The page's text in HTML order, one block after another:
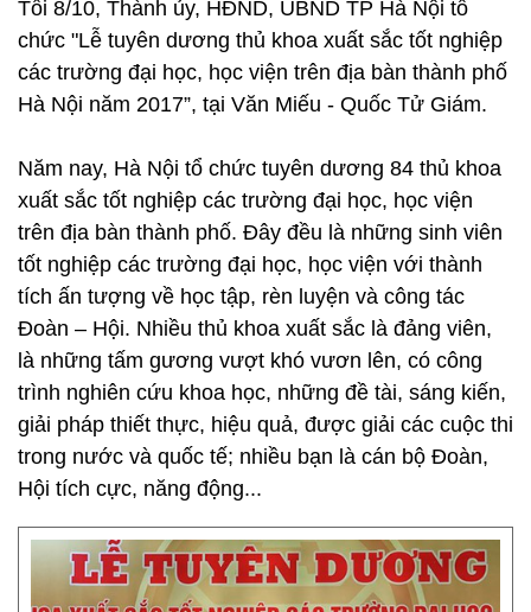
Tối 8/10, Thành ủy, HĐND, UBND TP Hà Nội tổ
chức "Lễ tuyên dương thủ khoa xuất sắc tốt nghiệp
các trường đại học, học viện trên địa bàn thành phố
Hà Nội năm 2017”, tại Văn Miếu - Quốc Tử Giám.
Năm nay, Hà Nội tổ chức tuyên dương 84 thủ khoa
xuất sắc tốt nghiệp các trường đại học, học viện
trên địa bàn thành phố. Đây đều là những sinh viên
tốt nghiệp các trường đại học, học viện với thành
tích ấn tượng về học tập, rèn luyện và công tác
Đoàn – Hội. Nhiều thủ khoa xuất sắc là đảng viên,
là những tấm gương vượt khó vươn lên, có công
trình nghiên cứu khoa học, những đề tài, sáng kiến,
giải pháp thiết thực, hiệu quả, được giải các cuộc thi
trong nước và quốc tế; nhiều bạn là cán bộ Đoàn,
Hội tích cực, năng động...